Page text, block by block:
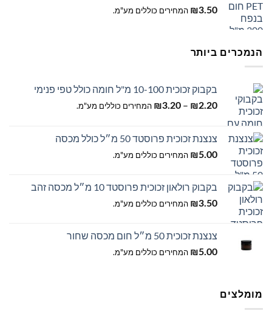
₪3.50 המחירים כוללים מע"מ.
הנמכרים ביותר
בקבוק זכוכית 10-100 מ"ל חומה כולל טפי פנימי
₪2.20
–
₪3.20
טווח
עד
המחירים כוללים מע"מ.
צנצנת זכוכית פרוסטד 50 מ״ל כולל מכסה
₪5.00 המחירים כוללים מע"מ.
בקבוק רולאון זכוכית פרוסטד 10 מ״ל מכסה זהב
₪3.50 המחירים כוללים מע"מ.
צנצנת זכוכית 50 מ״ל חום מכסה שחור
₪5.00 המחירים כוללים מע"מ.
מומלצים